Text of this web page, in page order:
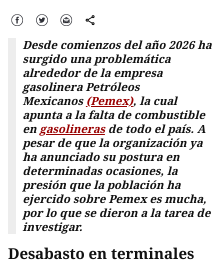
Facebook Twitter Correo comparte
Desde comienzos del año 2026 ha
surgido una problemática
alrededor de la empresa
gasolinera Petróleos
Mexicanos (Pemex), la cual
apunta a la falta de combustible
en gasolinerasde todo el país. A
pesar de que la organización ya
ha anunciado su postura en
determinadas ocasiones, la
presión que la población ha
ejercido sobre Pemex es mucha,
por lo que se dieron a la tarea de
investigar.
Desabasto en terminales